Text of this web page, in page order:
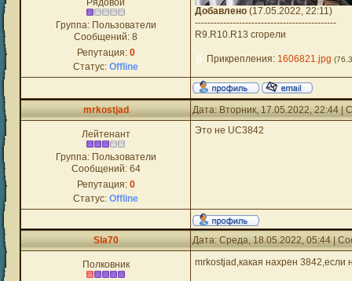
Рядовой
Группа: Пользователи
Сообщений: 8
Репутация: 0
Статус: Offline
Добавлено (17.05.2022, 22:11)
---------------------------------------------
R9.R10.R13 сгорели
Прикрепления: 1606821.jpg
mrkostjad Дата: Вторник, 17.05.2022, 22:44 |
Лейтенант
Группа: Пользователи
Сообщений: 64
Репутация: 0
Статус: Offline
Это не UC3842
Sla70 Дата: Среда, 18.05.2022, 05:44 |
Полковник mrkostjad,какая нахрен 3842,если